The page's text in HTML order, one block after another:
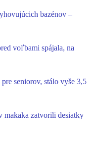
bazénov –
voľbami spájala, na
seniorov, stálo vyše 3,5
makaka zatvorili desiatky